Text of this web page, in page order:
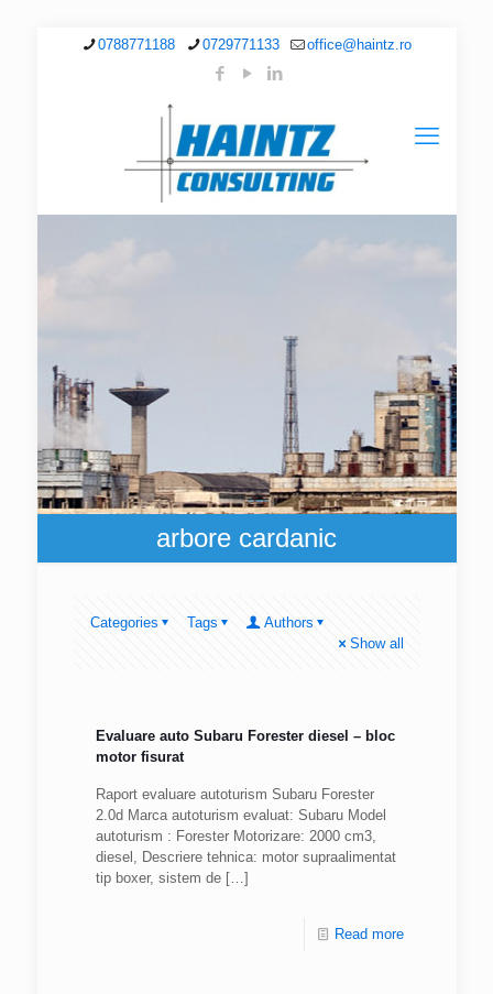
0788771188 0729771133 office@haintz.ro
arbore cardanic
Categories Tags
Authors
Show all
Evaluare auto Subaru Forester diesel – bloc
motor fisurat
Raport evaluare autoturism Subaru Forester
2.0d Marca autoturism evaluat: Subaru Model
autoturism : Forester Motorizare: 2000 cm3,
diesel, Descriere tehnica: motor supraalimentat
tip boxer, sistem de[…]
Read more